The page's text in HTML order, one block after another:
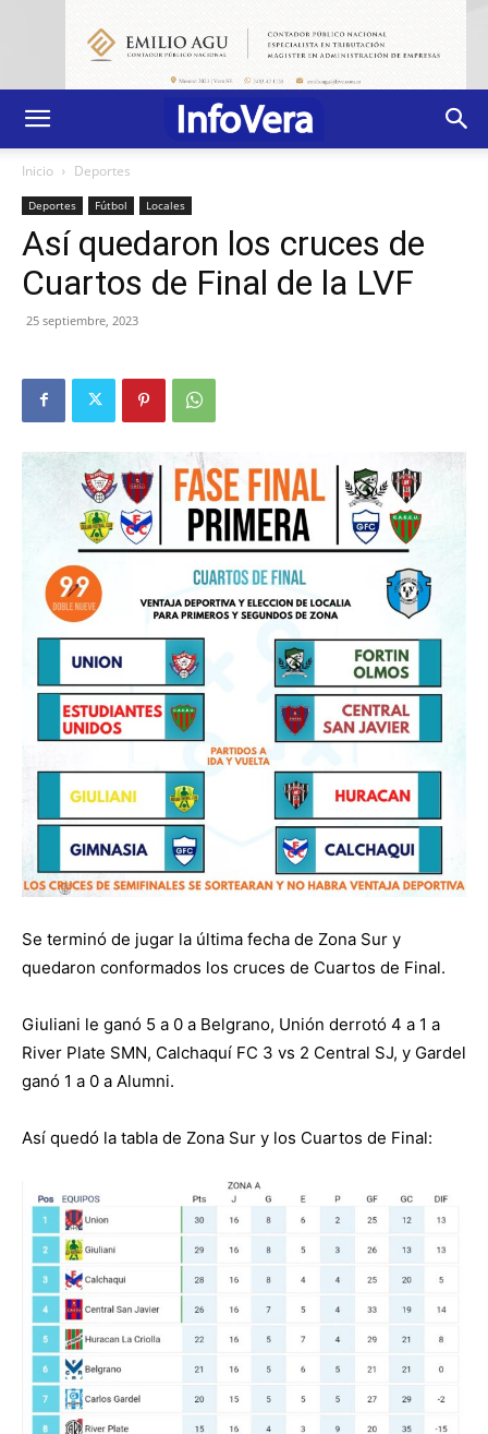
Inicio Deportes
Deportes Fútbol Locales
Así quedaron los cruces de
Cuartos de Final de la LVF
25 septiembre, 2023
Se terminó de jugar la última fecha de Zona Sur y
quedaron conformados los cruces de Cuartos de Final.
Giuliani le ganó 5 a 0 a Belgrano, Unión derrotó 4 a 1 a
River Plate SMN, Calchaquí FC 3 vs 2 Central SJ, y Gardel
ganó 1 a 0 a Alumni.
Así quedó la tabla de Zona Sur y los Cuartos de Final: